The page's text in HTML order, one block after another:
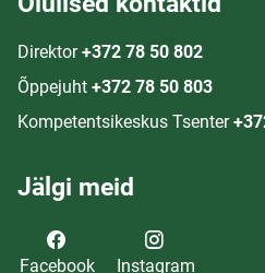
Direktor +372 78 50 802
Õppejuht +372 78 50 803
Kompetentsikeskus Tsenter
Jälgi meid
Facebook Instagram